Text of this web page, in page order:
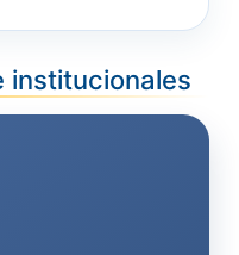
institucionales